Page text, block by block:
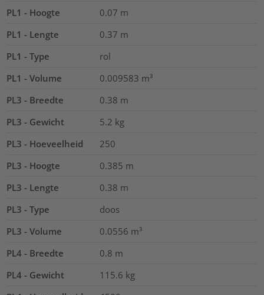
PL1 - Hoogte 0.07 m
PL1 - Lengte
0.37 m
PL1 - Type
rol
PL1 - Volume
0.009583 m³
PL3 - Breedte
0.38 m
PL3 - Gewicht
5.2 kg
PL3 - Hoeveelheid
250
PL3 - Hoogte
0.385 m
PL3 - Lengte
0.38 m
PL3 - Type
doos
PL3 - Volume
0.0556 m³
PL4 - Breedte
0.8 m
PL4 - Gewicht
115.6 kg